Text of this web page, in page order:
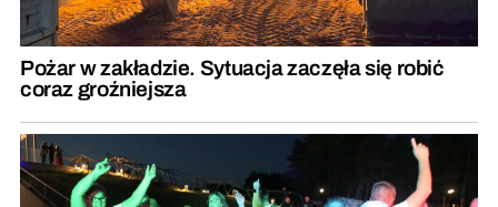
Pożar w zakładzie. Sytuacja zaczęła się robić
coraz groźniejsza